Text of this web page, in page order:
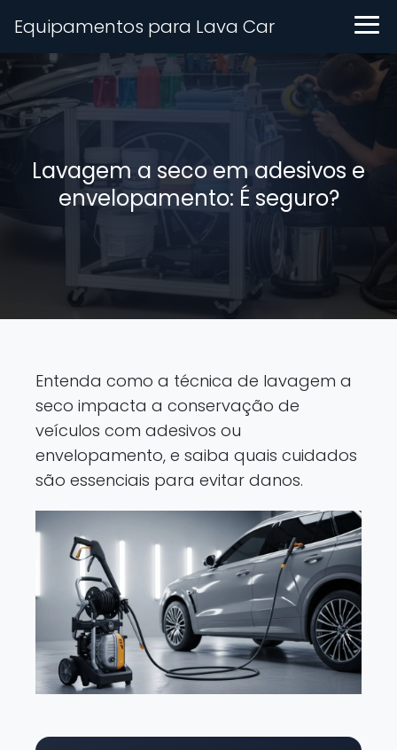
Equipamentos para Lava Car
Lavagem a seco em adesivos e
envelopamento: É seguro?
Entenda como a técnica de lavagem a
seco impacta a conservação de
veículos com adesivos ou
envelopamento, e saiba quais cuidados
são essenciais para evitar danos.